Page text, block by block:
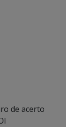
de acerto